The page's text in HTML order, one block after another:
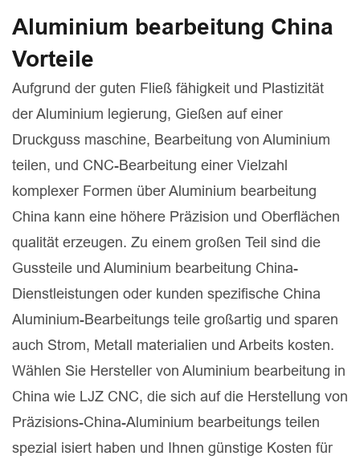
Aluminium bearbeitung China
Vorteile
Aufgrund der guten Fließ fähigkeit und Plastizität
der Aluminium legierung, Gießen auf einer
Druckguss maschine, Bearbeitung von Aluminium
teilen, und CNC-Bearbeitung einer Vielzahl
komplexer Formen über Aluminium bearbeitung
China kann eine höhere Präzision und Oberflächen
qualität erzeugen. Zu einem großen Teil sind die
Gussteile und Aluminium bearbeitung China-
Dienstleistungen oder kunden spezifische China
Aluminium-Bearbeitungs teile großartig und sparen
auch Strom, Metall materialien und Arbeits kosten.
Wählen Sie Hersteller von Aluminium bearbeitung in
China wie LJZ CNC, die sich auf die Herstellung von
Präzisions-China-Aluminium bearbeitungs teilen
spezial isiert haben und Ihnen günstige Kosten für